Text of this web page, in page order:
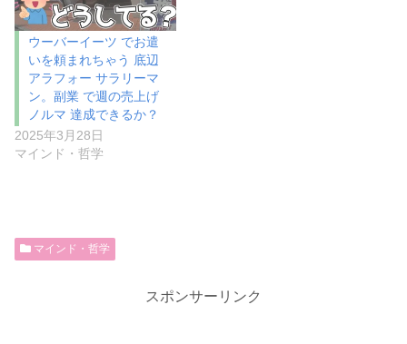
ウーバーイーツ でお遣
いを頼まれちゃう 底辺
アラフォー サラリーマ
ン。副業 で週の売上げ
ノルマ 達成できるか？
2025年3月28日
マインド・哲学
マインド・哲学
スポンサーリンク